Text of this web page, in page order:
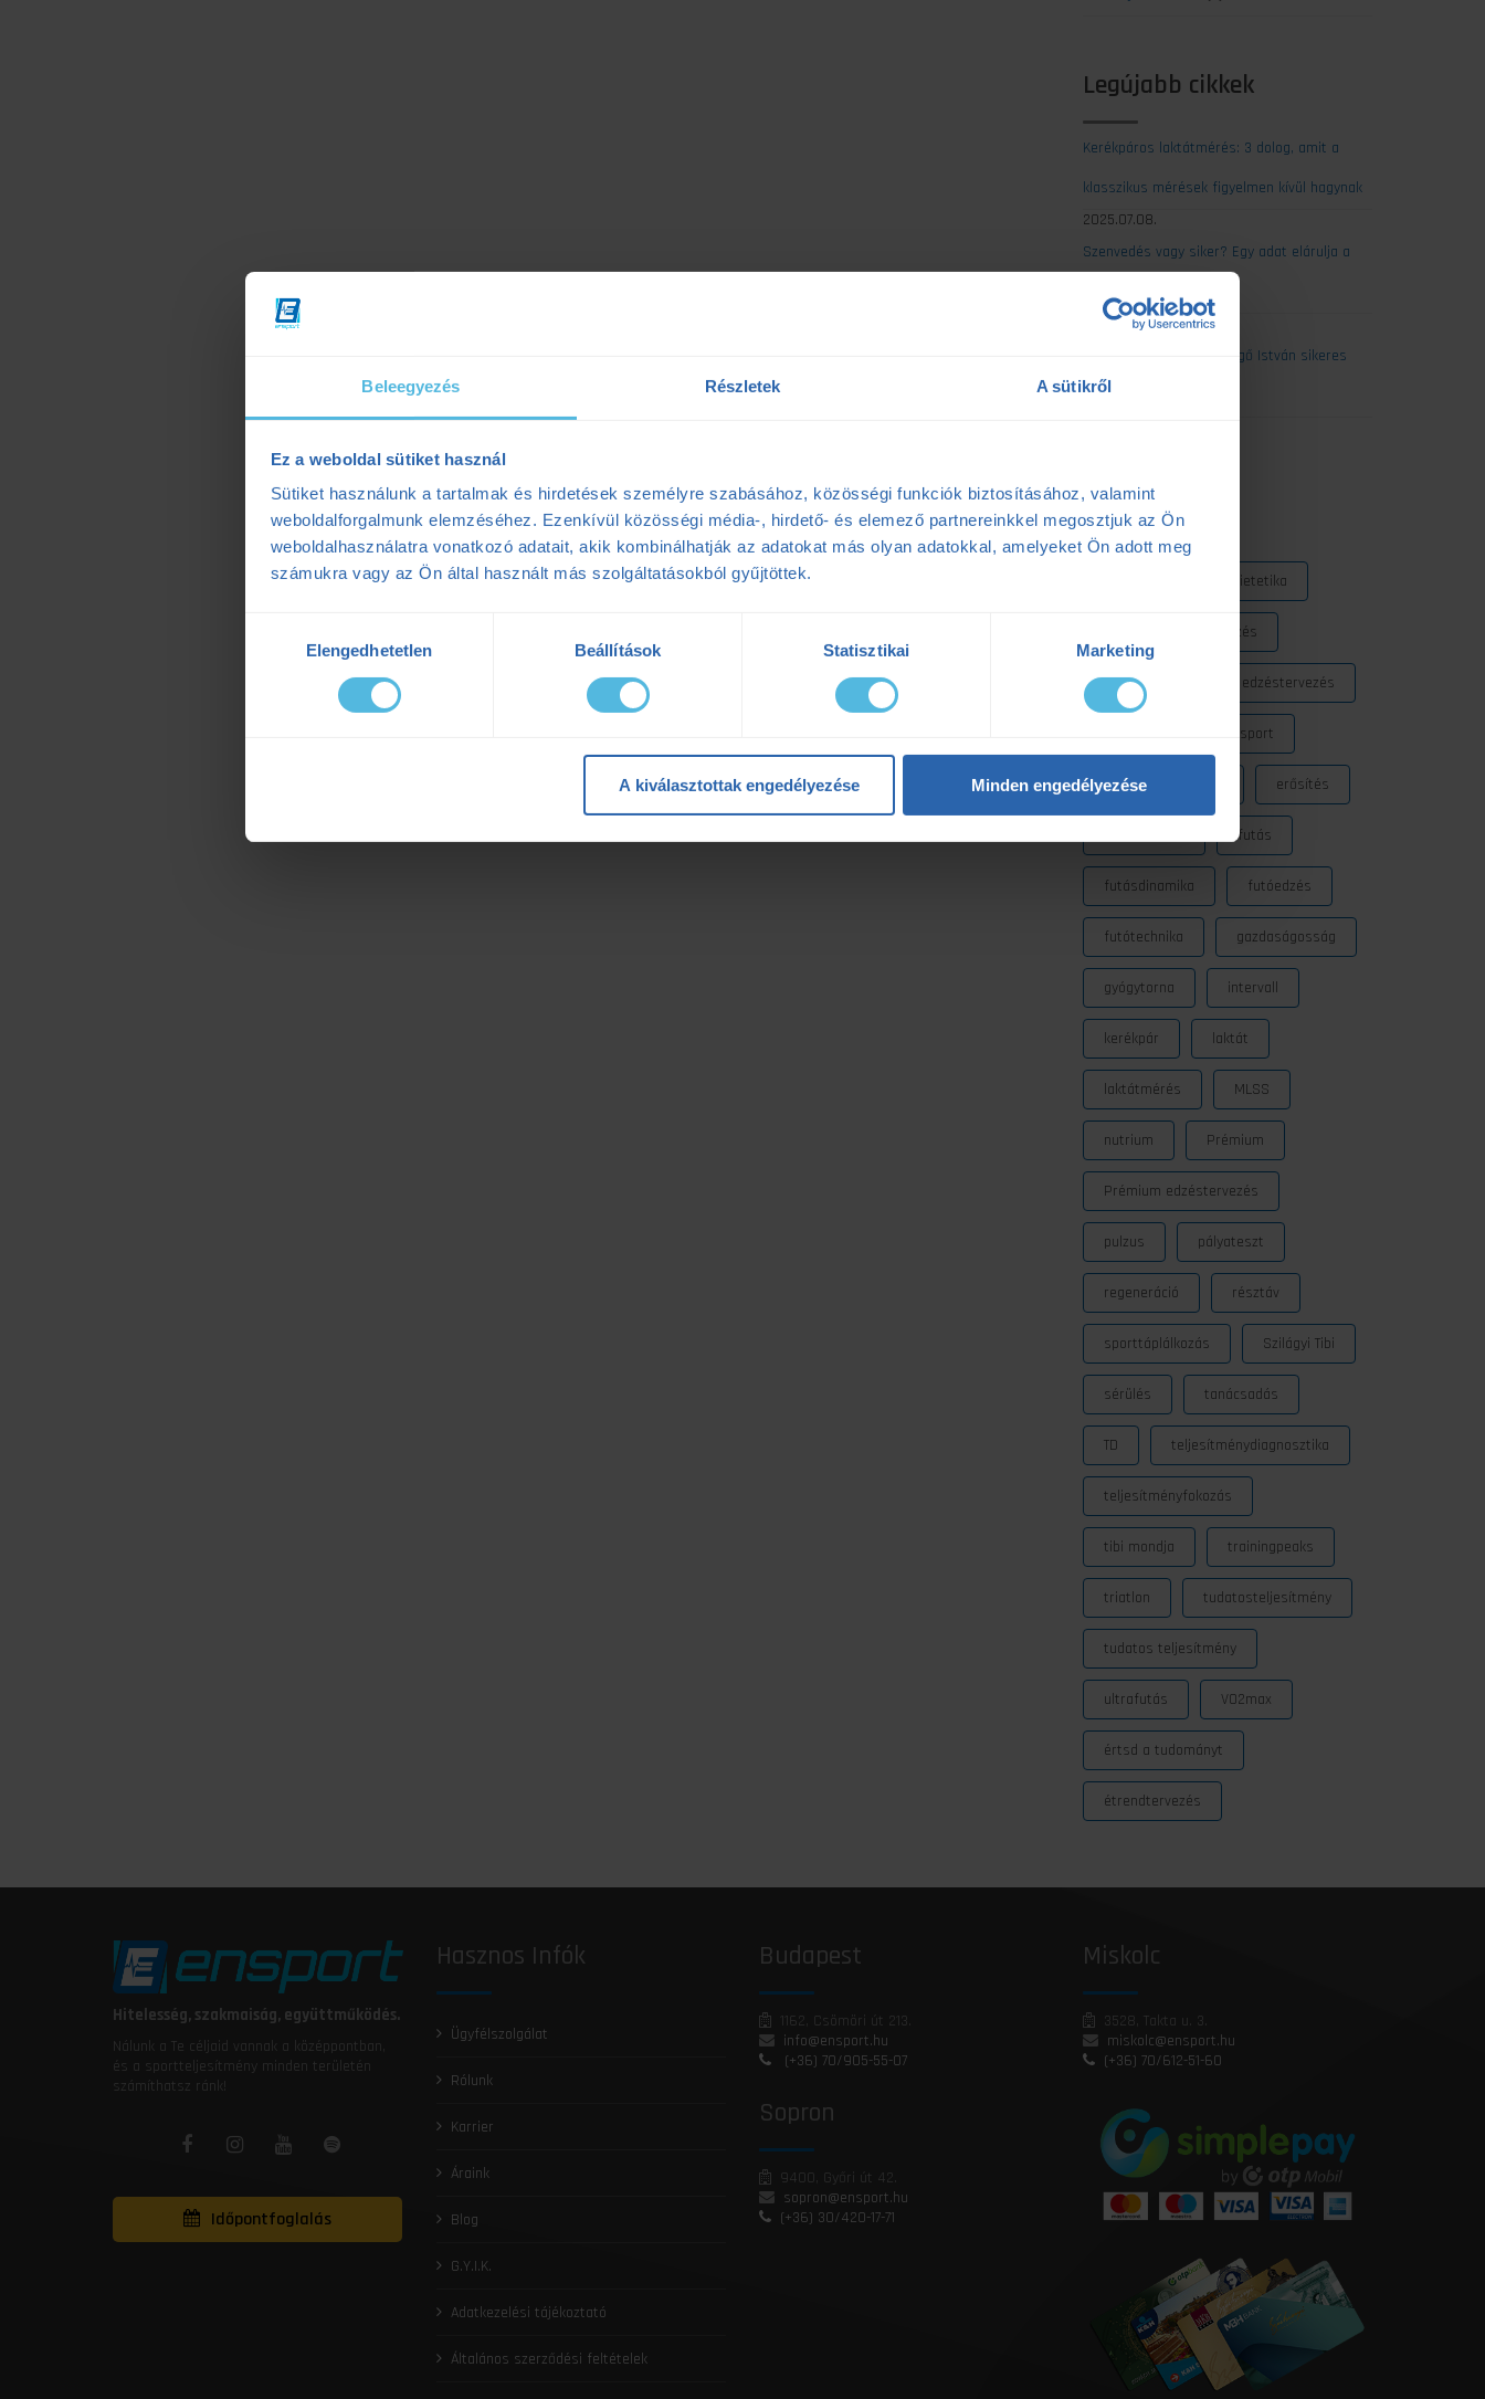
Beleegyezés Részletek A sütikről
Ez a weboldal sütiket használ
Sütiket használunk a tartalmak és hirdetések személyre szabásához, közösségi funkciók biztosításához, valamint
weboldalforgalmunk elemzéséhez. Ezenkívül közösségi média-, hirdető- és elemező partnereinkkel megosztjuk az Ön
weboldalhasználatra vonatkozó adatait, akik kombinálhatják az adatokat más olyan adatokkal, amelyeket Ön adott meg
számukra vagy az Ön által használt más szolgáltatásokból gyűjtöttek.
kiválasztásaElengedhetetlen Beállítások Statisztikai Marketing
A kiválasztottak engedélyezése Minden engedélyezése
Legújabb cikkek
Kerékpáros laktátmérés: 3 dolog, amit a
klasszikus mérések figyelmen kívül hagynak
2025.07.08.
Szenvedés vagy siker? Egy adat elárulja a
2025.07.07.
Ultrabalaton 2025: Csengő István sikeres
egyéni teljesítése
Címkék
dietetika
edzés
edzéselmélet edzéstervezés
ensport
ENSPORT Prémium erősítés
futás
futásdinamika futóedzés
futótechnika gazdaságosság
gyógytorna intervall
kerékpár laktát
laktátmérés MLSS
nutrium Prémium
Prémium edzéstervezés
pulzus pályateszt
regeneráció résztáv
sporttáplálkozás Szilágyi Tibi
sérülés tanácsadás
TD teljesítménydiagnosztika
teljesítményfokozás
tibi mondja trainingpeaks
triatlon tudatosteljesítmény
tudatos teljesítmény
ultrafutás VO2max
értsd a tudományt
étrendtervezés
Hitelesség, szakmaiság, együttműködés.
Nálunk a Te céljaid vannak a középpontban,
és a sportteljesítmény minden területén
számíthatsz ránk!
Időpontfoglalás
Hasznos Infók
Ügyfélszolgálat
Rólunk
Karrier
Áraink
Blog
G.Y.I.K.
Adatkezelési tájékoztató
Általános szerződési feltételek
Budapest
1162, Csömöri út 213.
info@ensport.hu
(+36) 70/905-55-07
Sopron
9400, Győri út 42.
sopron@ensport.hu
(+36) 30/420-17-71
Miskolc
3528, Takta u. 3.
miskolc@ensport.hu
(+36) 70/612-51-60